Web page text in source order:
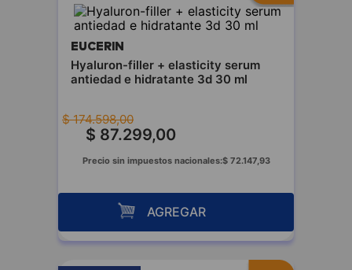
EUCERIN
Hyaluron-filler + elasticity serum
antiedad e hidratante 3d 30 ml
$ 174.598,00
$ 87.299,00
Precio sin impuestos nacionales:$ 72.147,93
AGREGAR